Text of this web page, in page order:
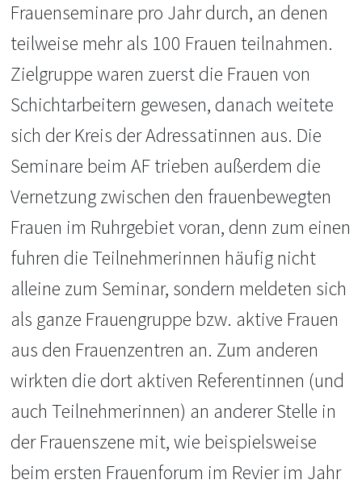
Frauenseminare pro Jahr durch, an denen
teilweise mehr als 100 Frauen teilnahmen.
Zielgruppe waren zuerst die Frauen von
Schichtarbeitern gewesen, danach weitete
sich der Kreis der Adressatinnen aus. Die
Seminare beim AF trieben außerdem die
Vernetzung zwischen den frauenbewegten
Frauen im Ruhrgebiet voran, denn zum einen
fuhren die Teilnehmerinnen häufig nicht
alleine zum Seminar, sondern meldeten sich
als ganze Frauengruppe bzw. aktive Frauen
aus den Frauenzentren an. Zum anderen
wirkten die dort aktiven Referentinnen (und
auch Teilnehmerinnen) an anderer Stelle in
der Frauenszene mit, wie beispielsweise
beim ersten Frauenforum im Revier im Jahr